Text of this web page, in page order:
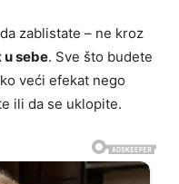
zablistate – ne kroz
sebe. Sve što budete
veći efekat nego
ili da se uklopite.